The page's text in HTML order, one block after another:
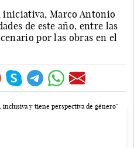
Marco Antonio
de este año, entre las
por las obras en el